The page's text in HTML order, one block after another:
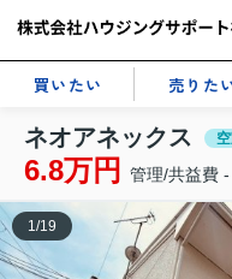
買いたい 売りた
ネオアネックス
6.8万円 管理/共益費 -
1/19